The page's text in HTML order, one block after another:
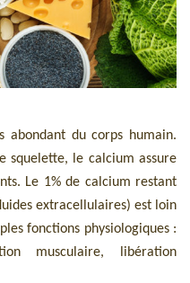
du corps humain.
squelette, le calcium assure
Le 1% de calcium restant
extracellulaires) est loin
fonctions physiologiques :
musculaire, libération